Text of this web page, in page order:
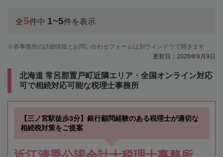
全5件中 1~5件を表示
各事務所の詳細情報とお問い合わせフォームは別ウィンドウで開きます
更新日：2026年8月9日
北海道 常呂郡置戸町近隣エリア・全国オンライン対応
可で相続対応可能な税理士事務所
【三ノ宮駅徒歩3分】銀行顧問経験のある税理士が適切な
相続税対策をご提案